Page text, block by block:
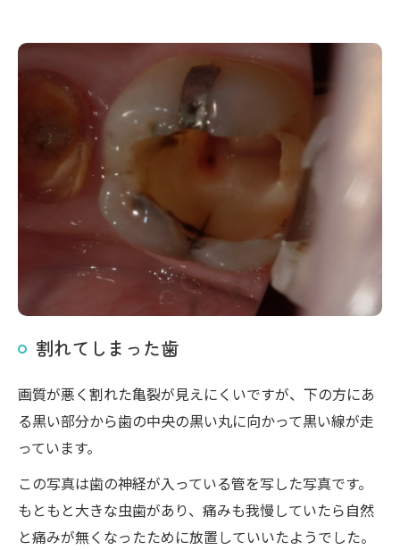
割れてしまった歯
画質が悪く割れた亀裂が見えにくいですが、下の方にあ
る黒い部分から歯の中央の黒い丸に向かって黒い線が走
っています。
この写真は歯の神経が入っている管を写した写真です。
もともと大きな虫歯があり、痛みも我慢していたら自然
と痛みが無くなったために放置していいたようでした。